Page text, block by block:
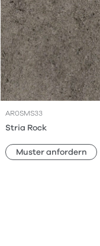
AR0SMS33
Stria Rock
Muster anfordern